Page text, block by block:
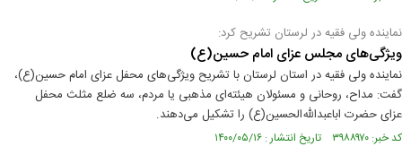
نماینده ولی ‌فقیه در لرستان تشریح کرد:
ویژگی‌های مجلس عزای امام حسین(ع)
نماینده ولی فقیه در استان لرستان با تشریح ویژگی‌های محفل عزای امام حسین(ع)،
گفت: مداح، روحانی و مسئولان هیئته‌ای مذهبی یا مردم، سه ضلع مثلث محفل
عزای حضرت اباعبدالله‌الحسین(ع) را تشکیل می‌دهند.
کد خبر: ۳۹۸۸۹۷۰ تاریخ انتشار : ۱۴۰۰/۰۵/۱۶